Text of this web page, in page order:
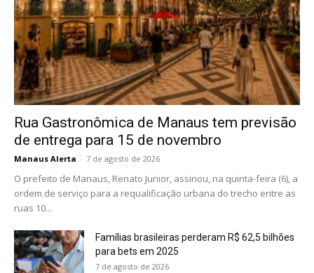
Rua Gastronômica de Manaus tem previsão
de entrega para 15 de novembro
Manaus Alerta - 7 de agosto de 2026
O prefeito de Manaus, Renato Junior, assinou, na quinta-feira (6), a
ordem de serviço para a requalificação urbana do trecho entre as
ruas 10...
Famílias brasileiras perderam R$ 62,5 bilhões
para bets em 2025
7 de agosto de 2026